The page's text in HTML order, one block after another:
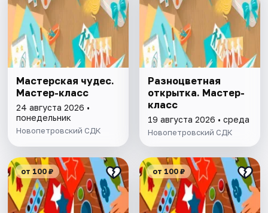
Мастерская чудес.
Мастер-класс
24 августа 2026 •
понедельник
Новопетровский СДК
Разноцветная
открытка. Мастер-
класс
19 августа 2026 • среда
Новопетровский СДК
от 100 ₽ от 100 ₽